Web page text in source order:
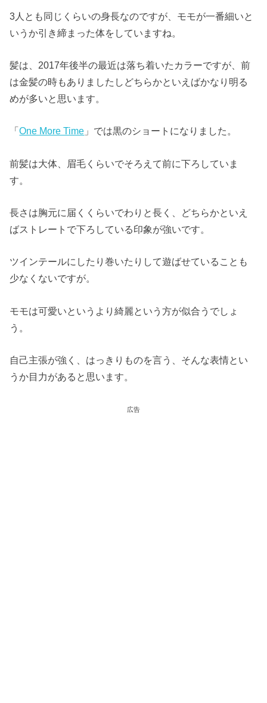
3人とも同じくらいの身長なのですが、モモが一番細いと
いうか引き締まった体をしていますね。
髪は、2017年後半の最近は落ち着いたカラーですが、前
は金髪の時もありましたしどちらかといえばかなり明る
めが多いと思います。
「One More Time 」では黒のショートになりました。
前髪は大体、眉毛くらいでそろえて前に下ろしていま
す。
長さは胸元に届くくらいでわりと長く、どちらかといえ
ばストレートで下ろしている印象が強いです。
ツインテールにしたり巻いたりして遊ばせていることも
少なくないですが。
モモは可愛いというより綺麗という方が似合うでしょ
う。
自己主張が強く、はっきりものを言う、そんな表情とい
うか目力があると思います。
広告